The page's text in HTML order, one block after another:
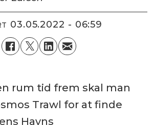
03.05.2022 - 06:59
rum tid frem skal man
Trawl for at finde
Havns